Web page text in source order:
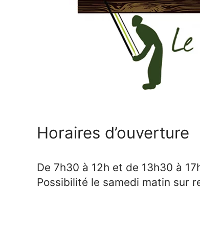
Horaires d’ouverture
De 7h30 à 12h et de 13h30 à
Possibilité le samedi matin sur